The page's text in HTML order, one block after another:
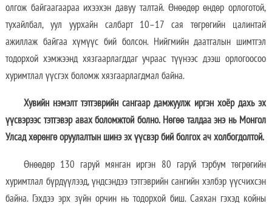
олгож байгаагаараа ихээхэн давуу талтай. Өнөөдөр өндөр орлоготой,
тухайлбал, уул уурхайн салбарт 10–17 сая төгрөгийн цалинтай
ажиллаж байгаа хүмүүс бий болсон. Нийгмийн даатгалын шимтгэл
тодорхой хэмжээнд хязгаарлагддаг учраас түүнээс дээш орлогоосоо
хуримтлал үүсгэх боломж хязгаарлагдмал байна.
Хувийн нэмэлт тэтгэврийн сангаар дамжуулж иргэн хоёр дахь эх
үүсвэрээс тэтгэвэр авах боломжтой болно. Нөгөө талдаа энэ нь Монгол
Улсад хөрөнгө оруулалтын шинэ эх үүсвэр бий болгох ач холбогдолтой.
Өнөөдөр 130 гаруй мянган иргэн 80 гаруй тэрбум төгрөгийн
хуримтлал бүрдүүлээд, үндсэндээ тэтгэврийн сангийн хэлбэр үүсчихсэн
байна. Гэхдээ эрх зүйн орчин нь тодорхой биш. Саяхан гэхэд койны